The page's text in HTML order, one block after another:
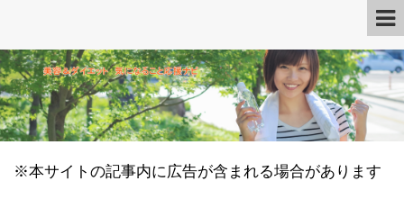
※本サイトの記事内に広告が含まれる場合があります